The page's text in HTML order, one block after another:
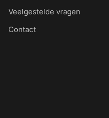
Veelgestelde vragen
Contact